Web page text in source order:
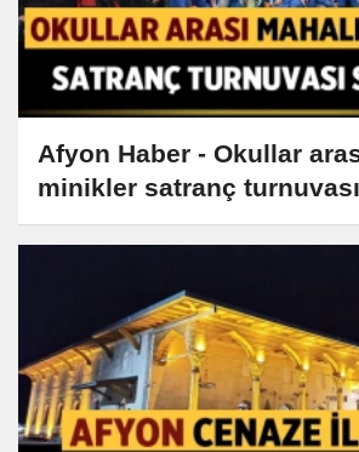
Afyon Haber - Okullar
minikler satranç